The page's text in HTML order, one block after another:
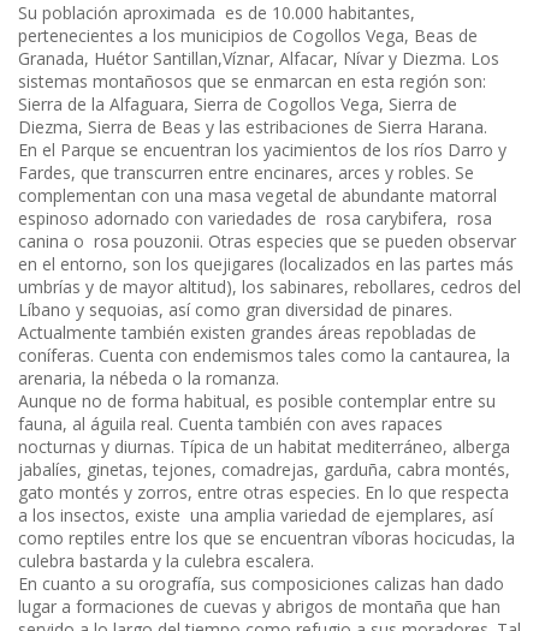
Su población aproximada es de 10.000 habitantes,
pertenecientes a los municipios de Cogollos Vega, Beas de
Granada, Huétor Santillan,Víznar, Alfacar, Nívar y Diezma. Los
sistemas montañosos que se enmarcan en esta región son:
Sierra de la Alfaguara, Sierra de Cogollos Vega, Sierra de
Diezma, Sierra de Beas y las estribaciones de Sierra Harana.
En el Parque se encuentran los yacimientos de los ríos Darro y
Fardes, que transcurren entre encinares, arces y robles. Se
complementan con una masa vegetal de abundante matorral
espinoso adornado con variedades de rosa carybifera, rosa
canina o rosa pouzonii. Otras especies que se pueden observar
en el entorno, son los quejigares (localizados en las partes más
umbrías y de mayor altitud), los sabinares, rebollares, cedros del
Líbano y sequoias, así como gran diversidad de pinares.
Actualmente también existen grandes áreas repobladas de
coníferas. Cuenta con endemismos tales como la cantaurea, la
arenaria, la nébeda o la romanza.
Aunque no de forma habitual, es posible contemplar entre su
fauna, al águila real. Cuenta también con aves rapaces
nocturnas y diurnas. Típica de un habitat mediterráneo, alberga
jabalíes, ginetas, tejones, comadrejas, garduña, cabra montés,
gato montés y zorros, entre otras especies. En lo que respecta
a los insectos, existe una amplia variedad de ejemplares, así
como reptiles entre los que se encuentran víboras hocicudas, la
culebra bastarda y la culebra escalera.
En cuanto a su orografía, sus composiciones calizas han dado
lugar a formaciones de cuevas y abrigos de montaña que han